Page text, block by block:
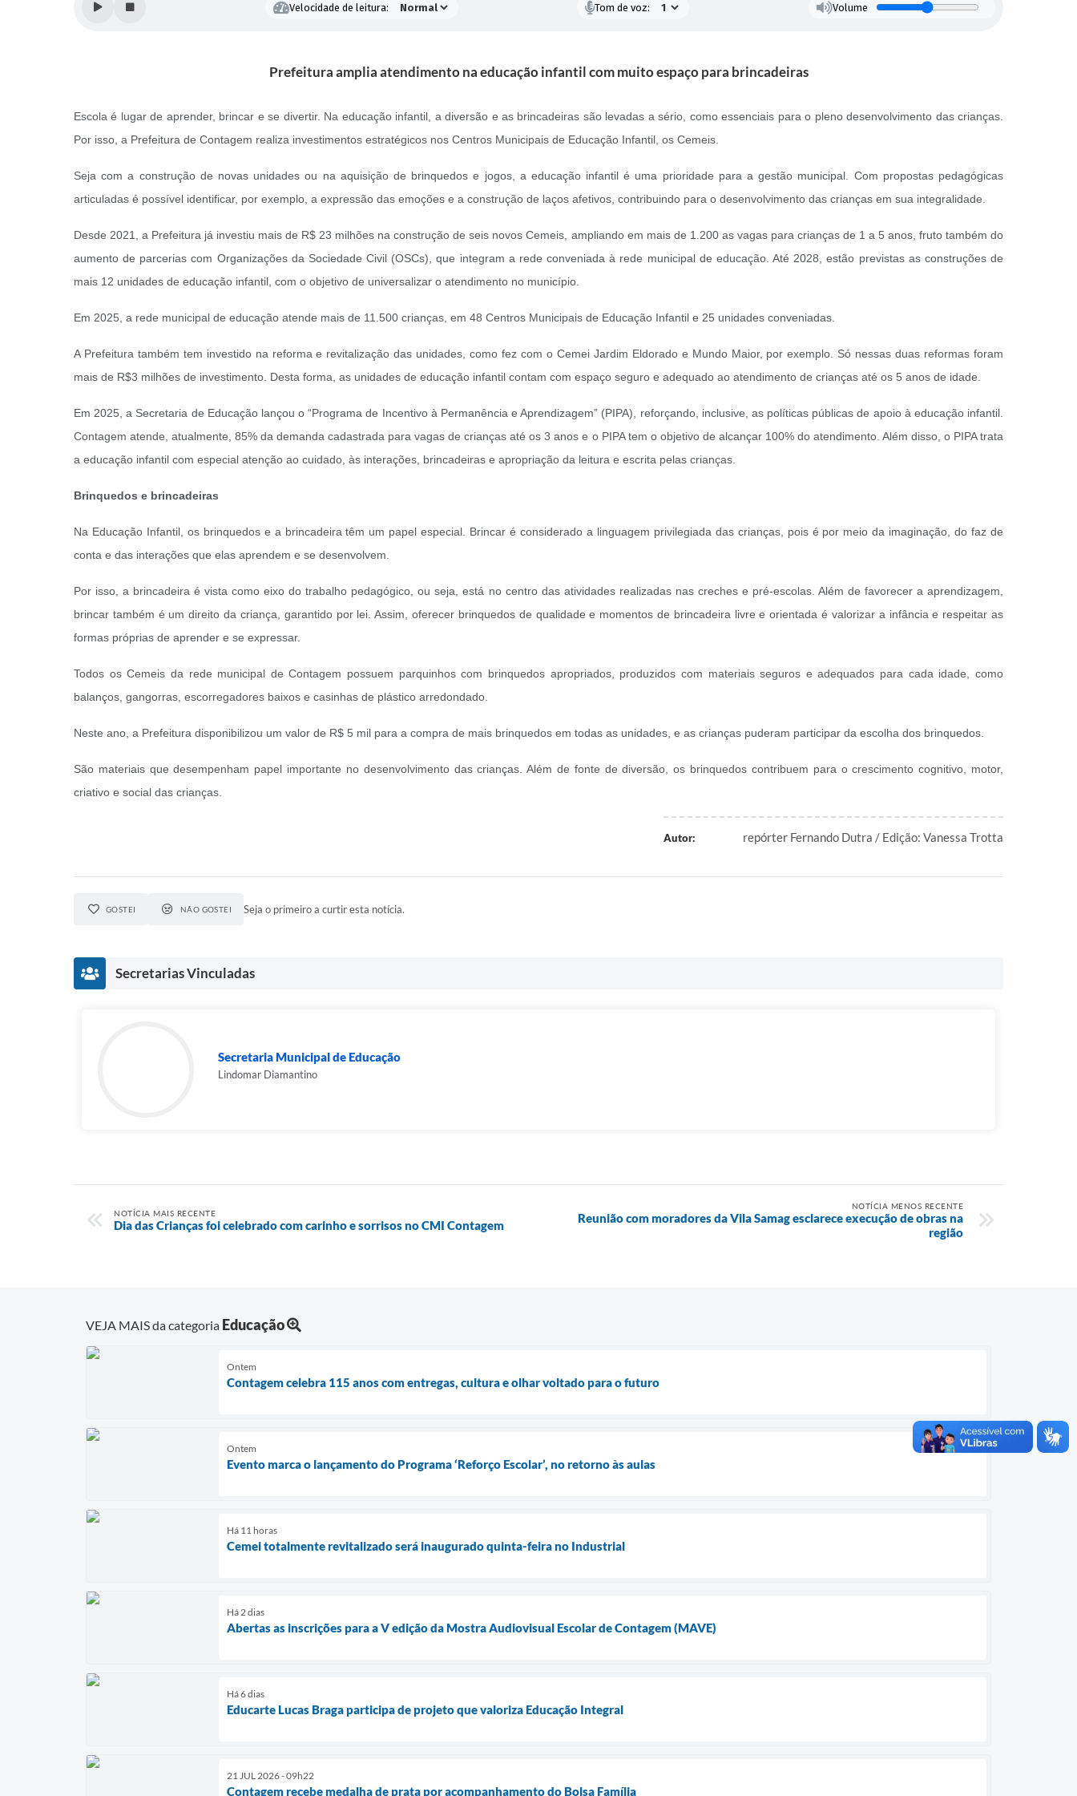
Velocidade de leitura: Tom de voz: Volume
Prefeitura amplia atendimento na educação infantil com muito espaço para brincadeiras
Escola é lugar de aprender, brincar e se divertir. Na educação infantil, a diversão e as brincadeiras são levadas a sério, como essenciais para o pleno desenvolvimento das crianças.
Por isso, a Prefeitura de Contagem realiza investimentos estratégicos nos Centros Municipais de Educação Infantil, os Cemeis.
Seja com a construção de novas unidades ou na aquisição de brinquedos e jogos, a educação infantil é uma prioridade para a gestão municipal. Com propostas pedagógicas
articuladas é possível identificar, por exemplo, a expressão das emoções e a construção de laços afetivos, contribuindo para o desenvolvimento das crianças em sua integralidade.
Desde 2021, a Prefeitura já investiu mais de R$ 23 milhões na construção de seis novos Cemeis, ampliando em mais de 1.200 as vagas para crianças de 1 a 5 anos, fruto também do
aumento de parcerias com Organizações da Sociedade Civil (OSCs), que integram a rede conveniada à rede municipal de educação. Até 2028, estão previstas as construções de
mais 12 unidades de educação infantil, com o objetivo de universalizar o atendimento no município.
Em 2025, a rede municipal de educação atende mais de 11.500 crianças, em 48 Centros Municipais de Educação Infantil e 25 unidades conveniadas.
A Prefeitura também tem investido na reforma e revitalização das unidades, como fez com o Cemei Jardim Eldorado e Mundo Maior, por exemplo. Só nessas duas reformas foram
mais de R$3 milhões de investimento. Desta forma, as unidades de educação infantil contam com espaço seguro e adequado ao atendimento de crianças até os 5 anos de idade.
Em 2025, a Secretaria de Educação lançou o “Programa de Incentivo à Permanência e Aprendizagem” (PIPA), reforçando, inclusive, as políticas públicas de apoio à educação infantil.
Contagem atende, atualmente, 85% da demanda cadastrada para vagas de crianças até os 3 anos e o PIPA tem o objetivo de alcançar 100% do atendimento. Além disso, o PIPA trata
a educação infantil com especial atenção ao cuidado, às interações, brincadeiras e apropriação da leitura e escrita pelas crianças.
Brinquedos e brincadeiras
Na Educação Infantil, os brinquedos e a brincadeira têm um papel especial. Brincar é considerado a linguagem privilegiada das crianças, pois é por meio da imaginação, do faz de
conta e das interações que elas aprendem e se desenvolvem.
Por isso, a brincadeira é vista como eixo do trabalho pedagógico, ou seja, está no centro das atividades realizadas nas creches e pré-escolas. Além de favorecer a aprendizagem,
brincar também é um direito da criança, garantido por lei. Assim, oferecer brinquedos de qualidade e momentos de brincadeira livre e orientada é valorizar a infância e respeitar as
formas próprias de aprender e se expressar.
Todos os Cemeis da rede municipal de Contagem possuem parquinhos com brinquedos apropriados, produzidos com materiais seguros e adequados para cada idade, como
balanços, gangorras, escorregadores baixos e casinhas de plástico arredondado.
Neste ano, a Prefeitura disponibilizou um valor de R$ 5 mil para a compra de mais brinquedos em todas as unidades, e as crianças puderam participar da escolha dos brinquedos.
São materiais que desempenham papel importante no desenvolvimento das crianças. Além de fonte de diversão, os brinquedos contribuem para o crescimento cognitivo, motor,
criativo e social das crianças.
Autor: repórter Fernando Dutra / Edição: Vanessa Trotta
GOSTEI NÃO GOSTEI Seja o primeiro a curtir esta notícia.
Secretarias Vinculadas
Secretaria Municipal de Educação
Lindomar Diamantino
NOTÍCIA MAIS RECENTE
Dia das Crianças foi celebrado com carinho e sorrisos no CMI Contagem
NOTÍCIA MENOS RECENTE
Reunião com moradores da Vila Samag esclarece execução de obras na
região
VEJA MAIS da categoria Educação
Ontem
Contagem celebra 115 anos com entregas, cultura e olhar voltado para o futuro
Ontem
Evento marca o lançamento do Programa ‘Reforço Escolar’, no retorno às aulas
Há 11 horas
Cemei totalmente revitalizado será inaugurado quinta-feira no Industrial
Há 2 dias
Abertas as inscrições para a V edição da Mostra Audiovisual Escolar de Contagem (MAVE)
Há 6 dias
Educarte Lucas Braga participa de projeto que valoriza Educação Integral
21 JUL 2026 - 09h22
Contagem recebe medalha de prata por acompanhamento do Bolsa Família